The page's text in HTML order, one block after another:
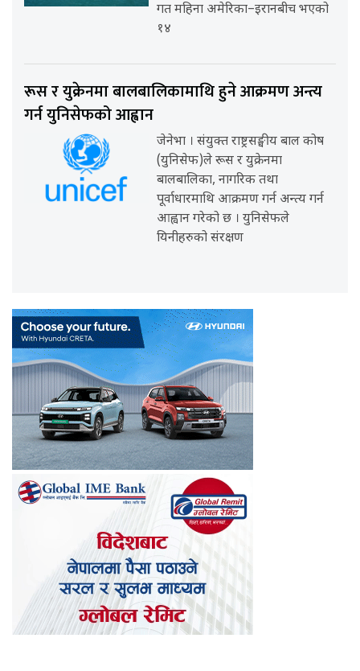
गत महिना अमेरिका–इरानबीच भएको
१४
रूस र युक्रेनमा बालबालिकामाथि हुने आक्रमण अन्त्य
गर्न युनिसेफको आह्वान
जेनेभा । संयुक्त राष्ट्रसङ्घीय बाल कोष
(युनिसेफ)ले रूस र युक्रेनमा
बालबालिका, नागरिक तथा
पूर्वाधारमाथि आक्रमण गर्न अन्त्य गर्न
आह्वान गरेको छ । युनिसेफले
यिनीहरुको संरक्षण